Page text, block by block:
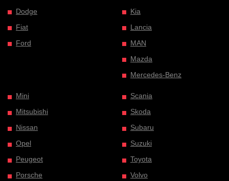
Dodge
Fiat
Ford
Kia
Lancia
MAN
Mazda
Mercedes-Benz
Mini
Mitsubishi
Nissan
Opel
Peugeot
Porsche
Scania
Skoda
Subaru
Suzuki
Toyota
Volvo